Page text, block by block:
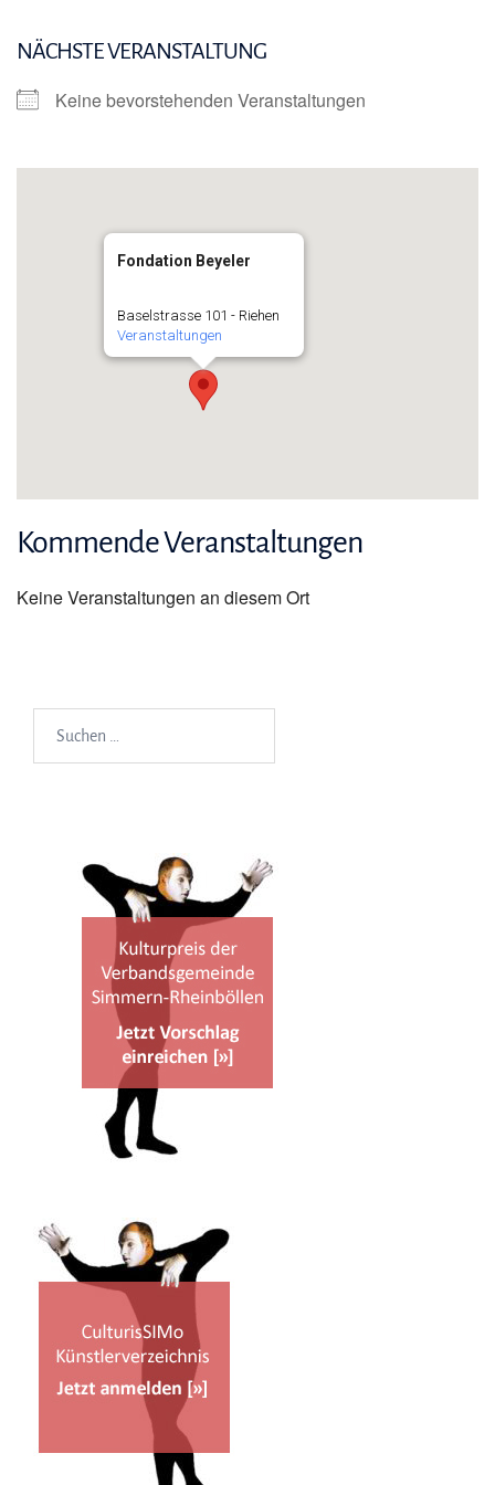
NÄCHSTE VERANSTALTUNG
Keine bevorstehenden Veranstaltungen
Fondation Beyeler
Baselstrasse 101 - Riehen
Veranstaltungen
Kommende Veranstaltungen
Keine Veranstaltungen an diesem Ort